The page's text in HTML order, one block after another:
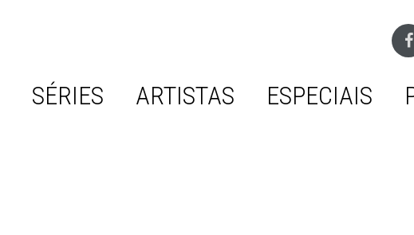
SÉRIES ARTISTAS ESPECIAIS